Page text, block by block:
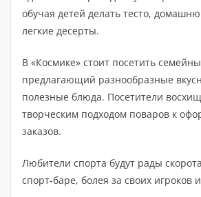
обучая детей делать тесто,
легкие десерты.
В «Космике» стоит посетить
предлагающий разнообразные
полезные блюда. Посетители
творческим подходом поваров к
заказов.
Любители спорта будут рады
спорт-баре, болея за своих игроков